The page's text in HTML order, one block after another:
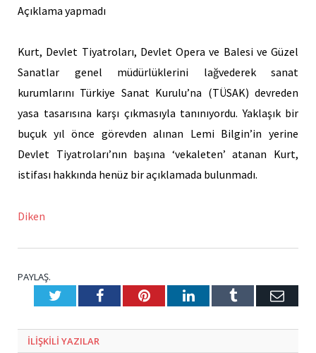
Açıklama yapmadı
Kurt, Devlet Tiyatroları, Devlet Opera ve Balesi ve Güzel
Sanatlar genel müdürlüklerini lağvederek sanat
kurumlarını Türkiye Sanat Kurulu’na (TÜSAK) devreden
yasa tasarısına karşı çıkmasıyla tanınıyordu. Yaklaşık bir
buçuk yıl önce görevden alınan Lemi Bilgin’in yerine
Devlet Tiyatroları’nın başına ‘vekaleten’ atanan Kurt,
istifası hakkında henüz bir açıklamada bulunmadı.
Diken
PAYLAŞ.
TwitterFacebookPinterestLinkedInTumblr E-
ILIŞKILI YAZILAR